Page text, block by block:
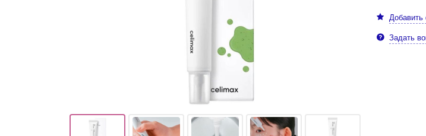
Добавить
Задать